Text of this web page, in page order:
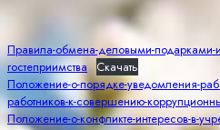
Правила-обмена-деловыми-подарками-
гостеприимства Скачать
Положение-о-порядке-уведомления-
работников-к-совершению-
Положение-о-конфликте-интересов-в-